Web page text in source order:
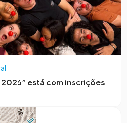
está com inscrições